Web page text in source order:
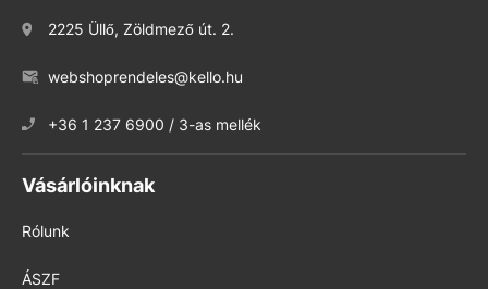
2225 Üllő, Zöldmező út. 2.
webshoprendeles@kello.hu
+36 1 237 6900 / 3-as mellék
Vásárlóinknak
Rólunk
ÁSZF